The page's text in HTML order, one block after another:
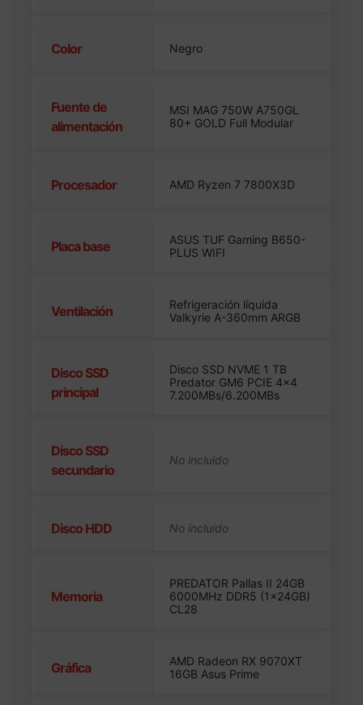
Color Negro
Fuente de
alimentación
MSI MAG 750W A750GL
80+ GOLD Full Modular
Procesador AMD Ryzen 7 7800X3D
Placa base
ASUS TUF Gaming B650-
PLUS WIFI
Ventilación
Refrigeración líquida
Valkyrie A-360mm ARGB
Disco SSD
principal
Disco SSD NVME 1 TB
Predator GM6 PCIE 4×4
7.200MBs/6.200MBs
Disco SSD
secundario
Disco HDD
Memoria
PREDATOR Pallas II 24GB
6000MHz DDR5 (1x24GB)
CL28
Gráfica
AMD Radeon RX 9070XT
16GB Asus Prime